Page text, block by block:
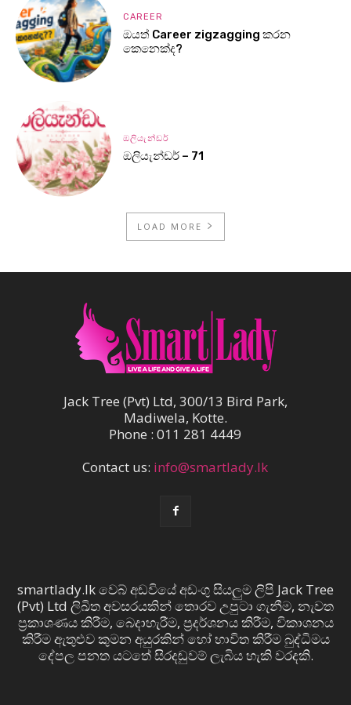
CAREER
ඔයත් Career zigzagging කරන
කෙනෙක්ද?
ඔලියැන්ඩර්
ඔලියැන්ඩර් – 71
LOAD MORE
Jack Tree (Pvt) Ltd, 300/13 Bird Park,
Madiwela, Kotte.
Phone : 011 281 4449
Contact us: info@smartlady.lk
smartlady.lk වෙබ් අඩවියේ අඩංගු සියලුම ලිපි Jack Tree
(Pvt) Ltd ලිඛිත අවසරයකින් තොරව උපුටා ගැනීම, නැවත
ප්‍රකාශණය කිරීම, බෙදාහැරීම, ප්‍රදර්ශනය කිරීම, විකාශනය
කිරීම ඇතුළුව කුමන අයුරකින් හෝ භාවිත කිරීම බුද්ධිමය
දේපල පනත යටතේ සිරදඬුවම් ලැබිය හැකි වරදකි.